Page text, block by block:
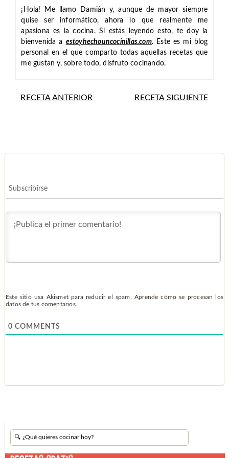
¡Hola! Me llamo Damián y, aunque de mayor siempre
quise ser informático, ahora lo que realmente me
apasiona es la cocina. Si estás leyendo esto, te doy la
bienvenida a estoyhechouncocinillas.com. Este es mi blog
personal en el que comparto todas aquellas recetas que
me gustan y, sobre todo, disfruto cocinando.
RECETA ANTERIOR RECETA SIGUIENTE
Subscribirse
Este sitio usa Akismet para reducir el spam. Aprende cómo se procesan los
datos de tus comentarios.
0 COMMENTS